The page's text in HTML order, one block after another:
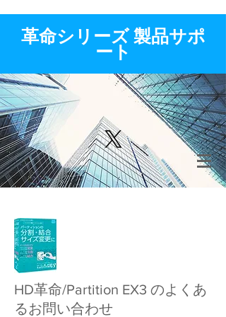
​革命シリーズ 製品サポ
ート
​HD革命/Partition EX3 のよくあ
るお問い合わせ